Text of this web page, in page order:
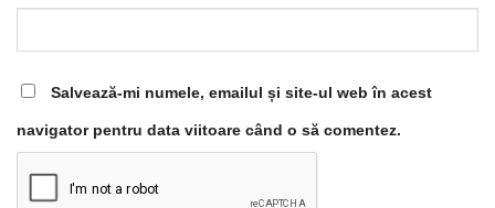
Salvează-mi numele, emailul și site-ul web în acest
navigator pentru data viitoare când o să comentez.